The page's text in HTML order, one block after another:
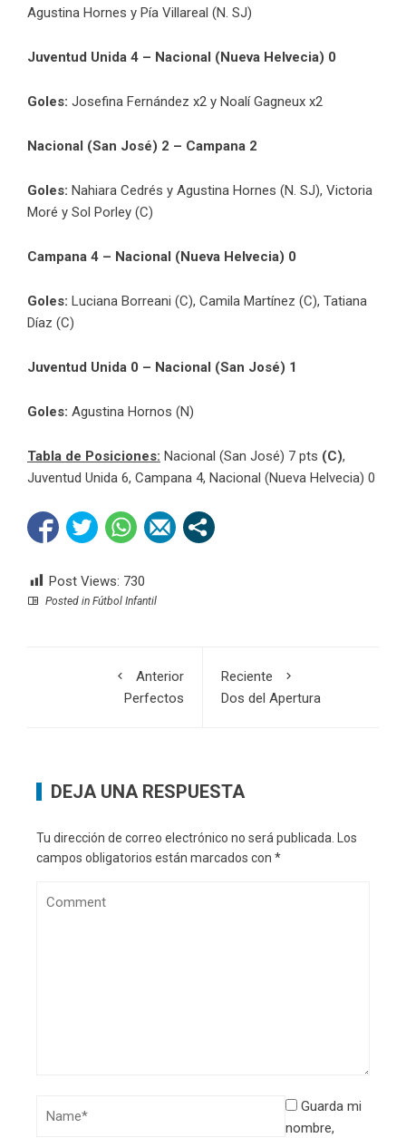
Agustina Hornes y Pía Villareal (N. SJ)
Juventud Unida 4 – Nacional (Nueva Helvecia) 0
Goles: Josefina Fernández x2 y Noalí Gagneux x2
Nacional (San José) 2 – Campana 2
Goles: Nahiara Cedrés y Agustina Hornes (N. SJ), Victoria
Moré y Sol Porley (C)
Campana 4 – Nacional (Nueva Helvecia) 0
Goles: Luciana Borreani (C), Camila Martínez (C), Tatiana
Díaz (C)
Juventud Unida 0 – Nacional (San José) 1
Goles: Agustina Hornos (N)
Tabla de Posiciones: Nacional (San José) 7 pts (C),
Juventud Unida 6, Campana 4, Nacional (Nueva Helvecia) 0
Post Views: 730
Posted in Fútbol Infantil
Anterior
Perfectos
Reciente
Dos del Apertura
DEJA UNA RESPUESTA
Tu dirección de correo electrónico no será publicada. Los
campos obligatorios están marcados con *
Guarda mi
nombre,